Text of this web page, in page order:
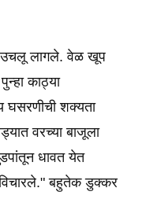
उचलू लागले. वेळ खूप
काठ्या
घसरणीची शक्यता
वरच्या बाजूला
धावत येत
बहुतेक डुक्कर